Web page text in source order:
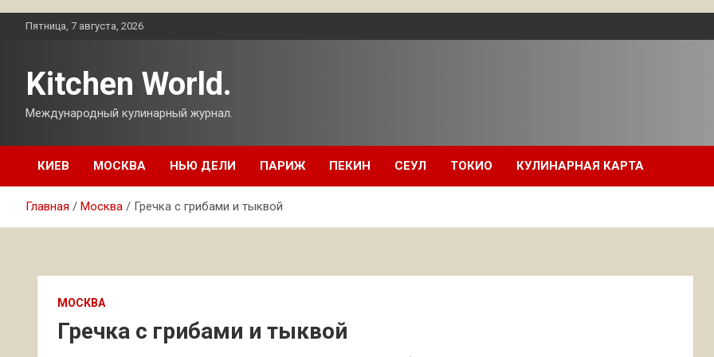
ПерейтиПятница, 7 августа, 2026
Kitchen World.
Международный кулинарный журнал.
КИЕВ МОСКВА НЬЮ ДЕЛИ ПАРИЖ ПЕКИН СЕУЛ ТОКИО КУЛИНАРНАЯ КАРТА
Главная Москва Гречка с грибами и тыквой
МОСКВА
Гречка с грибами и тыквой